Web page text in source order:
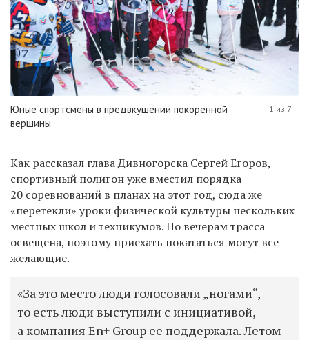
Юные спортсмены в предвкушении покоренной
вершины
1 из 7
Как рассказал главаДивногорска Сергей Егоров,
спортивный полигон уже вместил порядка
20 соревнований в планах на этот год, сюда же
«перетекли» уроки физической культуры нескольких
местных школ и техникумов. По вечерам трасса
освещена, поэтому приехать покататься могут все
желающие.
«За это место люди голосовали „ногами“,
то есть люди выступили с инициативой,
а компания En+ Group ее поддержала. Летом